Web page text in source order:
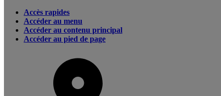
Accès rapides
Accéder au menu
Accéder au contenu principal
Accéder au pied de page